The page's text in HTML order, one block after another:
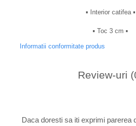
▪︎ Interior catifea ▪︎
▪︎ Toc 3 cm ▪︎
Informatii conformitate produs
Review-uri
Daca doresti sa iti exprimi parerea